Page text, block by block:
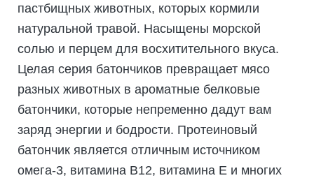
пастбищных животных, которых кормили
натуральной травой. Насыщены морской
солью и перцем для восхитительного вкуса.
Целая серия батончиков превращает мясо
разных животных в ароматные белковые
батончики, которые непременно дадут вам
заряд энергии и бодрости. Протеиновый
батончик является отличным источником
омега-3, витамина В12, витамина Е и многих